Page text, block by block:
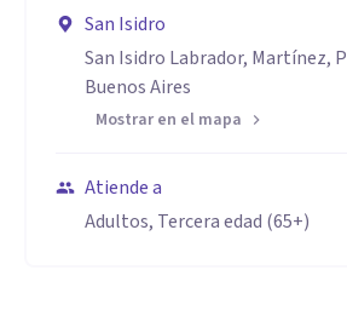
San Isidro
San Isidro Labrador, Martínez,
Buenos Aires
Mostrar en el mapa
Atiende a
Adultos, Tercera edad (65+)